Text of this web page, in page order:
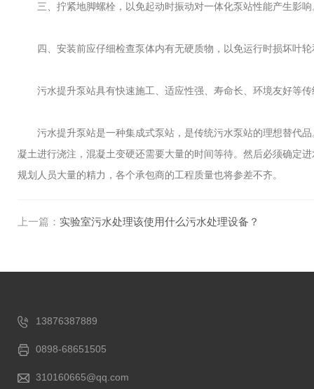
三、拧紧地脚螺栓，以免起动时振动对一体化泵站性能产生影响
四、安装前应仔细检查泵体内有无硬质物，以免运行时损坏叶轮
污水提升泵站具有快速施工、适应性强、寿命长、环境友好等传
污水提升泵站是一种集成式泵站，是传统污水泵站的理想替代品
凝土进行浇注，混凝土变硬还需要大量的时间等待。然后必须确定
规划人员大量的精力，各个承包商的工程质量也将参差不齐。
上一篇： 实验室污水处理该使用什么污水处理设备？
13876387889
0898-68651505
310160665@qq.com